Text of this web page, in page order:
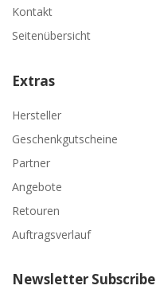
Kontakt
Seitenübersicht
Extras
Hersteller
Geschenkgutscheine
Partner
Angebote
Retouren
Auftragsverlauf
Newsletter Subscribe